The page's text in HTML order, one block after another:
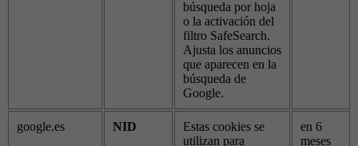
búsqueda por hoja
o la activación del
filtro SafeSearch.
Ajusta los anuncios
que aparecen en la
búsqueda de
Google.
google.es NID
Estas cookies se
utilizan para
en 6
meses